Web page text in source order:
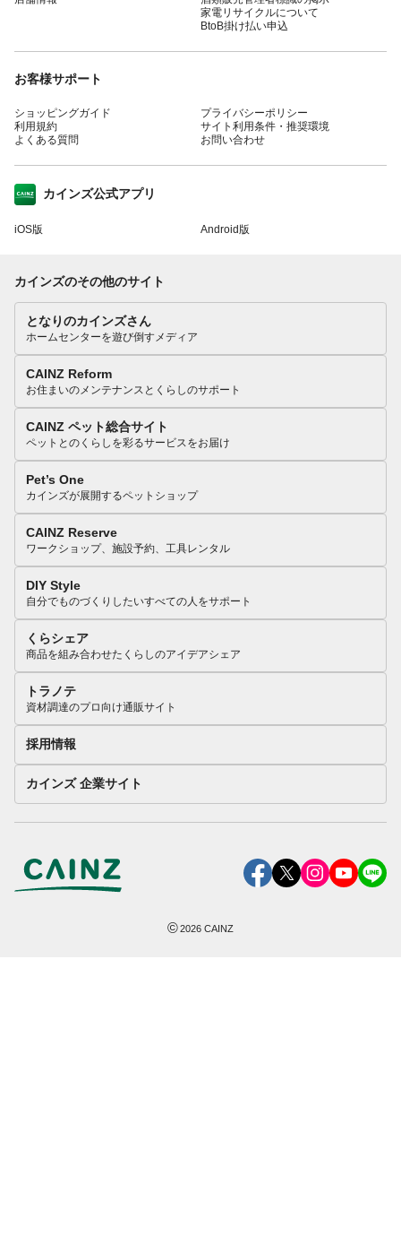
家電リサイクルについて
BtoB掛け払い申込
お客様サポート
ショッピングガイド
利用規約
よくある質問
プライバシーポリシー
サイト利用条件・推奨環境
お問い合わせ
カインズ公式アプリ
iOS版 Android版
カインズのその他のサイト
となりのカインズさん
ホームセンターを遊び倒すメディア
CAINZ Reform
お住まいのメンテナンスとくらしのサポート
CAINZ ペット総合サイト
ペットとのくらしを彩るサービスをお届け
Pet’s One
カインズが展開するペットショップ
CAINZ Reserve
ワークショップ、施設予約、工具レンタル
DIY Style
自分でものづくりしたいすべての人をサポート
くらシェア
商品を組み合わせたくらしのアイデアシェア
トラノテ
資材調達のプロ向け通販サイト
採用情報
カインズ 企業サイト
©2026 CAINZ